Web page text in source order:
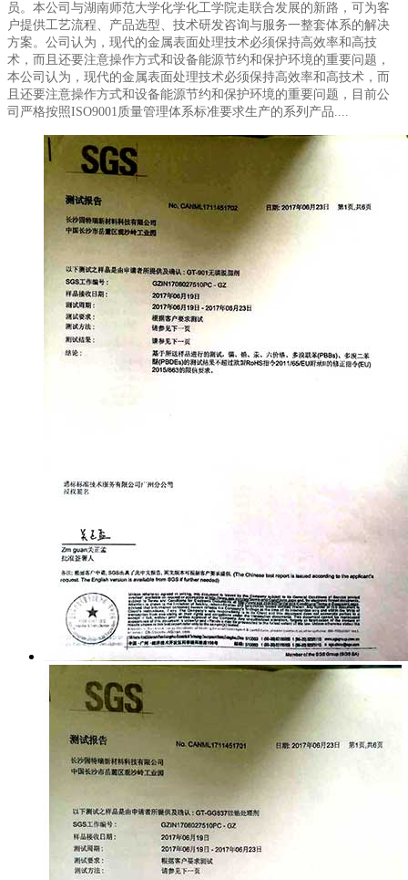
员。本公司与湖南师范大学化学化工学院走联合发展的新路，可为客
户提供工艺流程、产品选型、技术研发咨询与服务一整套体系的解决
方案。公司认为，现代的金属表面处理技术必须保持高效率和高技
术，而且还要注意操作方式和设备能源节约和保护环境的重要问题，
本公司认为，现代的金属表面处理技术必须保持高效率和高技术，而
且还要注意操作方式和设备能源节约和保护环境的重要问题，目前公
司严格按照ISO9001质量管理体系标准要求生产的系列产品....